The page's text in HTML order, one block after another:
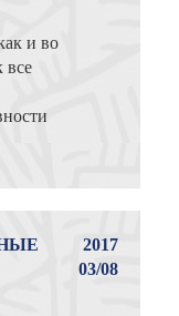
и во
все
2017
03/08